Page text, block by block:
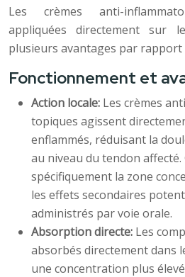
Les crèmes anti-
appliquées directement sur
plusieurs avantages par
Fonctionnement et
Action locale: Les crèmes
topiques agissent
enflammés, réduisant la
au niveau du tendon
spécifiquement la zone
les effets secondaires
administrés par voie orale.
Absorption directe: Les
absorbés directement dans
une concentration plus